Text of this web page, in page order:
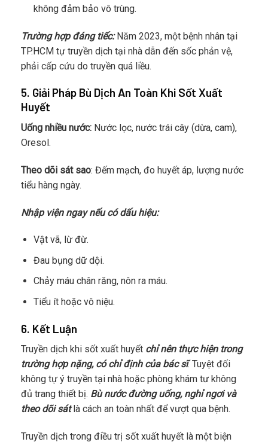
không đảm bảo vô trùng.
Trường hợp đáng tiếc:Năm 2023, một bệnh nhân tại
TP.HCM tự truyền dịch tại nhà dẫn đến sốc phản vệ,
phải cấp cứu do truyền quá liều.
5. Giải Pháp Bù Dịch An Toàn Khi Sốt Xuất
Huyết
Uống nhiều nước: Nước lọc, nước trái cây (dừa, cam),
Oresol.
Theo dõi sát sao: Đếm mạch, đo huyết áp, lượng nước
tiểu hàng ngày.
Nhập viện ngay nếu có dấu hiệu:
Vật vã, lừ đừ.
Đau bụng dữ dội.
Chảy máu chân răng, nôn ra máu.
Tiểu ít hoặc vô niệu.
6. Kết Luận
Truyền dịch khi sốt xuất huyết chỉ nên thực hiện trong
trường hợp nặng, có chỉ định của bác sĩ. Tuyệt đối
không tự ý truyền tại nhà hoặc phòng khám tư không
đủ trang thiết bị. Bù nước đường uống, nghỉ ngơi và
theo dõi sátlà cách an toàn nhất để vượt qua bệnh.
Truyền dịch trong điều trị sốt xuất huyết là một biện